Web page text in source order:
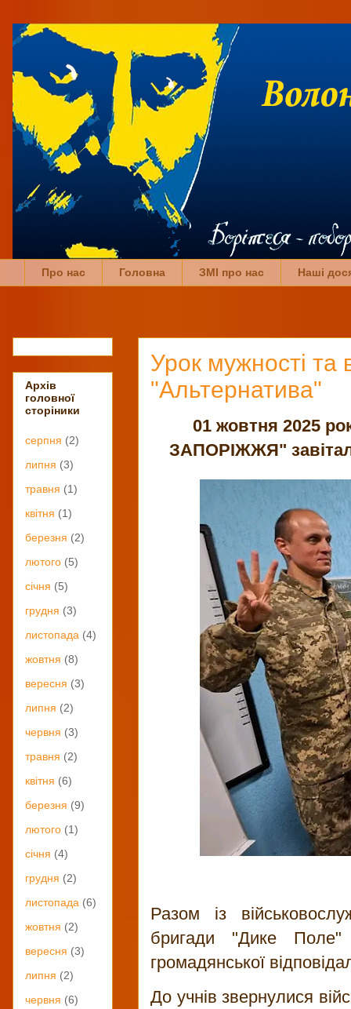
Про нас Головна ЗМІ про нас Наші
Урок мужності та
"Альтернатива"
01 жовтня 2025
ЗАПОРІЖЖЯ"
Разом із
бригади "Дике
громадянської
До учнів звернулися
Архів
головної
сторіники
серпня (2)
липня (3)
травня (1)
квітня (1)
березня (2)
лютого (5)
січня (5)
грудня (3)
листопада (4)
жовтня (8)
вересня (3)
липня (2)
червня (3)
травня (2)
квітня (6)
березня (9)
лютого (1)
січня (4)
грудня (2)
листопада (6)
жовтня (2)
вересня (3)
липня (2)
червня (6)